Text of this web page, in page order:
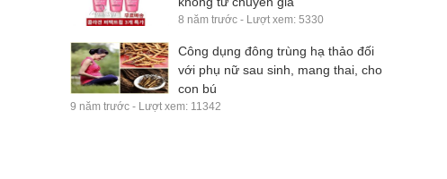
8 năm trước - Lượt xem: 5330
Công dụng đông trùng hạ thảo đối
với phụ nữ sau sinh, mang thai, cho
con bú
9 năm trước - Lượt xem: 11342